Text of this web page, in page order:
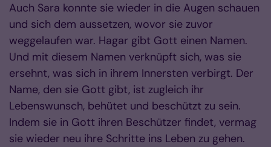
Auch Sara konnte sie wieder in die Augen schauen
und sich dem aussetzen, wovor sie zuvor
weggelaufen war. Hagar gibt Gott einen Namen.
Und mit diesem Namen verknüpft sich, was sie
ersehnt, was sich in ihrem Innersten verbirgt. Der
Name, den sie Gott gibt, ist zugleich ihr
Lebenswunsch, behütet und beschützt zu sein.
Indem sie in Gott ihren Beschützer findet, vermag
sie wieder neu ihre Schritte ins Leben zu gehen.